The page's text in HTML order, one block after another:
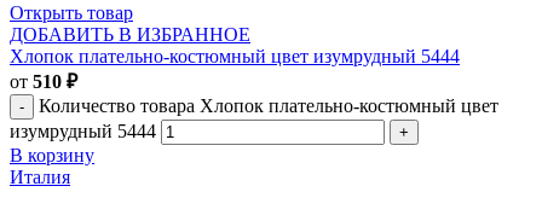
Открыть товар
ДОБАВИТЬ В ИЗБРАННОЕ
Хлопок плательно-костюмный цвет изумрудный 5444
от 510 ₽
Количество товара Хлопок плательно-костюмный цвет
изумрудный 5444
В корзину
Италия